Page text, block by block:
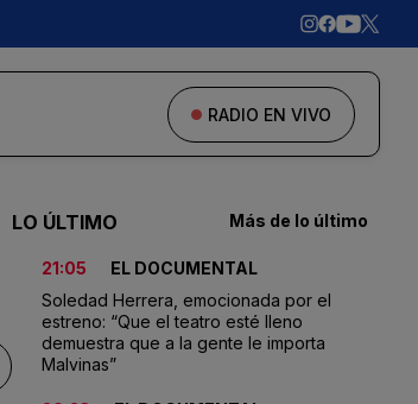
RADIO EN VIVO
LO ÚLTIMO Más de lo último
21:05
EL DOCUMENTAL
Soledad Herrera, emocionada por el
estreno: “Que el teatro esté lleno
demuestra que a la gente le importa
Malvinas”